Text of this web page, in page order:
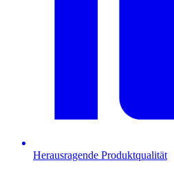
Herausragende Produktqualität